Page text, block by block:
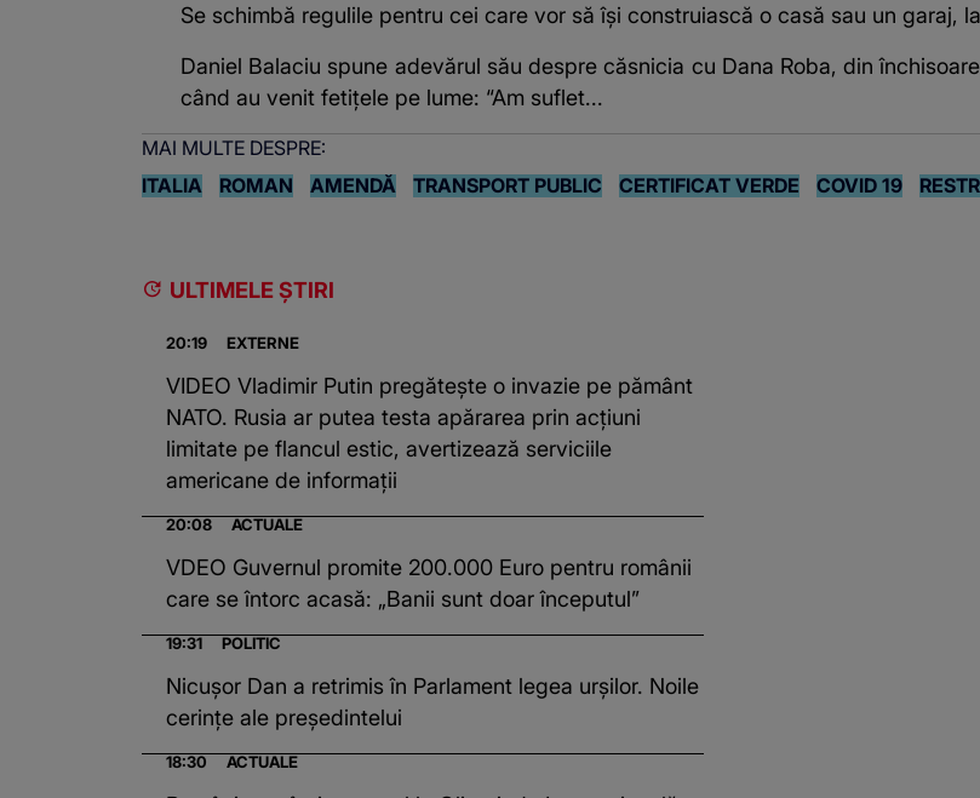
Se schimbă regulile pentru cei care vor să își construiască o casă sau un garaj,
Daniel Balaciu spune adevărul său despre căsnicia cu Dana Roba, din
când au venit fetițele pe lume: “Am suflet...
MAI MULTE DESPRE:
ITALIA
ROMAN AMENDĂ TRANSPORT PUBLIC CERTIFICAT VERDE COVID 19
ULTIMELE ȘTIRI
20:19 EXTERNE
VIDEO Vladimir Putin pregătește o invazie pe pământ
NATO. Rusia ar putea testa apărarea prin acțiuni
limitate pe flancul estic, avertizează serviciile
americane de informații
20:08 ACTUALE
VDEO Guvernul promite 200.000 Euro pentru românii
care se întorc acasă: „Banii sunt doar începutul”
19:31 POLITIC
Nicușor Dan a retrimis în Parlament legea urșilor. Noile
cerințe ale președintelui
18:30 ACTUALE